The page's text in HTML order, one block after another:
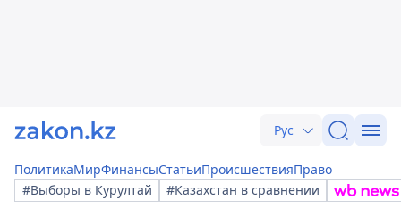
Рус
ПолитикаМирФинансыСтатьиПроисшествияПраво
#Выборы в Курултай
#Казахстан в сравнении